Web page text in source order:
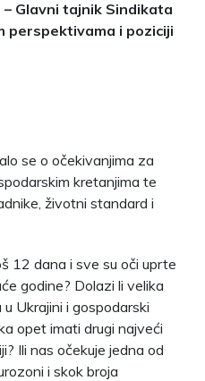
Glavni tajnik Sindikata
perspektivama i poziciji
se o očekivanjima za
kretanjima te
životni standard i
12 dana i sve su oči uprte
godine? Dolazi li velika
Ukrajini i gospodarski
opet imati drugi najveći
Ili nas očekuje jedna od
i skok broja